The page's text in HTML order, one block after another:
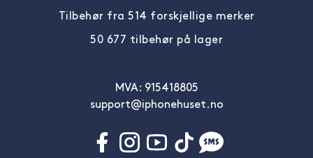
Tilbehør fra 514 forskjellige merker
50 677 tilbehør på lager
MVA: 915418805
support@iphonehuset.no